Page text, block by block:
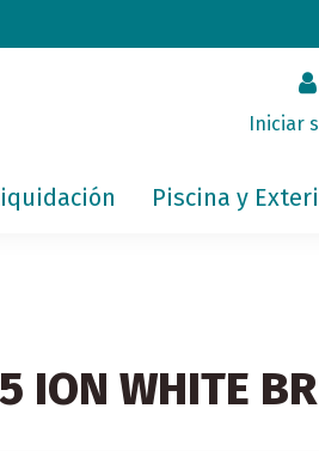
Iniciar
Piscina y
ION WHITE BR